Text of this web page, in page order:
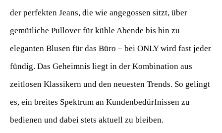
der perfekten Jeans, die wie angegossen sitzt, über
gemütliche Pullover für kühle Abende bis hin zu
eleganten Blusen für das Büro – bei ONLY wird fast jeder
fündig. Das Geheimnis liegt in der Kombination aus
zeitlosen Klassikern und den neuesten Trends. So gelingt
es, ein breites Spektrum an Kundenbedürfnissen zu
bedienen und dabei stets aktuell zu bleiben.